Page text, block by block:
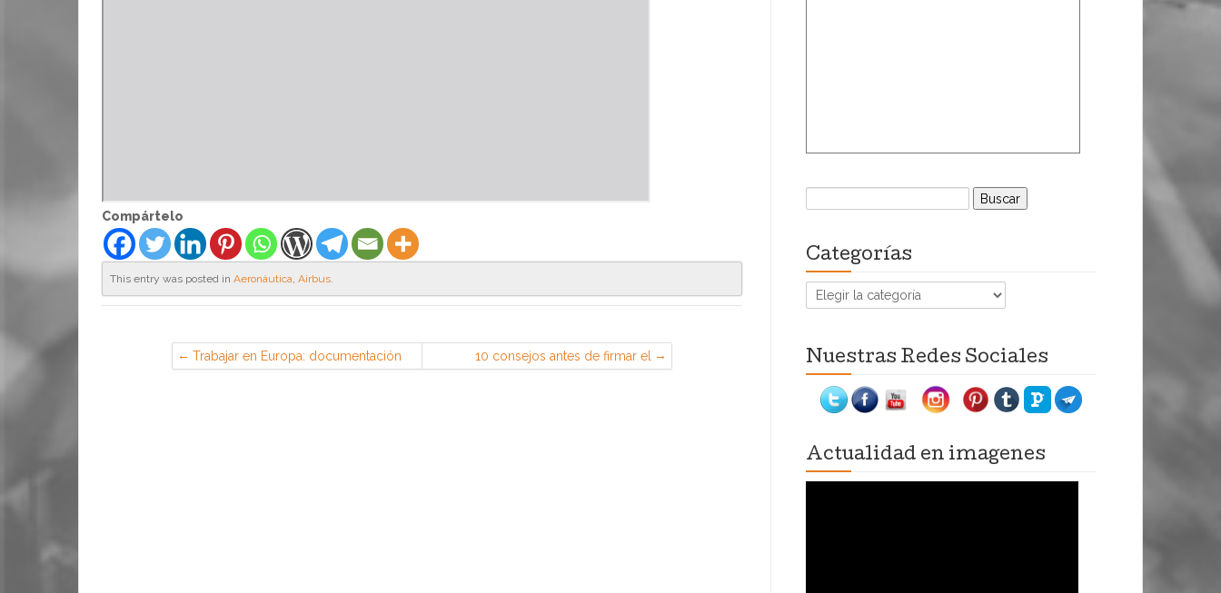
Compártelo
This entry was posted in Aeronáutica, Airbus.
Trabajar en Europa: documentación
necesaria y recomendaciones
10 consejos antes de firmar el
finiquito
Buscar:
Categorías
Categorías
Nuestras Redes Sociales
Actualidad en imagenes